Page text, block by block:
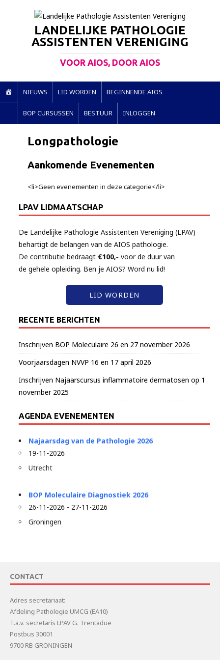
LANDELIJKE PATHOLOGIE
ASSISTENTEN VERENIGING
VOOR AIOS, DOOR AIOS
O
E
NIEUWS LID WORDEN BEGINNENDE AIOS
BOP CURSUSSEN BESTUUR INLOGGEN
Longpathologie
Aankomende Evenementen
<li>Geen evenementen in deze categorie</li>
LPAV LIDMAATSCHAP
De Landelijke Pathologie Assistenten Vereniging (LPAV)
behartigt de belangen van de AIOS pathologie.
De contributie bedraagt €100,- voor de duur van
de gehele opleiding. Ben je AIOS? Word nu lid!
LID WORDEN
RECENTE BERICHTEN
Inschrijven BOP Moleculaire 26 en 27 november 2026
Voorjaarsdagen NVVP 16 en 17 april 2026
Inschrijven Najaarscursus inflammatoire dermatosen op 1
november 2025
AGENDA EVENEMENTEN
Najaarsdag van de Pathologie 2026
19-11-2026
Utrecht
BOP Moleculaire Diagnostiek 2026
26-11-2026 - 27-11-2026
Groningen
CONTACT
Adres secretariaat:
Afdeling Pathologie UMCG (EA10)
T.a.v. secretaris LPAV G. Trentadue
Postbus 30001
9700 RB GRONINGEN